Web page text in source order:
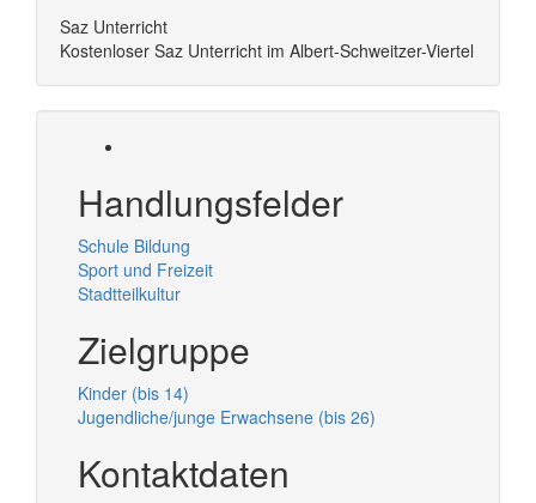
Saz Unterricht
Kostenloser Saz Unterricht im Albert-Schweitzer-Viertel
Handlungsfelder
Schule Bildung
Sport und Freizeit
Stadtteilkultur
Zielgruppe
Kinder (bis 14)
Jugendliche/junge Erwachsene (bis 26)
Kontaktdaten